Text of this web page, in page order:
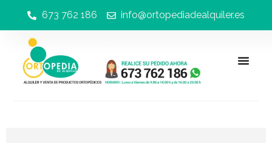
673 762 186 info@ortopediadealquiler.es